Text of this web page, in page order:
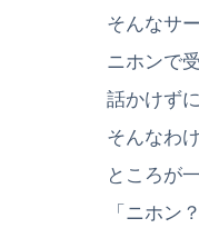
そんなサ
ニホンで
話かけず
そんなわ
ところが
「ニホン